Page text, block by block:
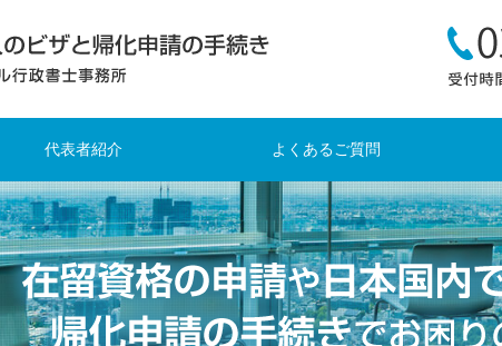
代表者紹介 よくあるご質問